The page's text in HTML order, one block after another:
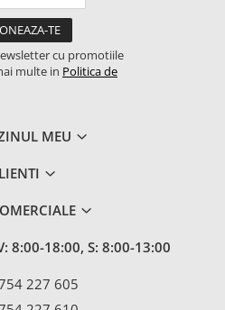
cu promotiile
multe in Politica de
MEU
8:00-18:00, S: 8:00-13:00
227 605